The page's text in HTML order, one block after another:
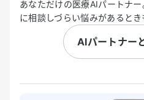
あなただけの医療AIパートナ
に相談しづらい悩みがあると
AIパートナー